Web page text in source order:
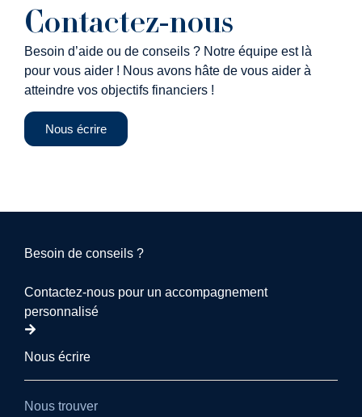
Contactez-nous
Besoin d’aide ou de conseils ? Notre équipe est là
pour vous aider ! Nous avons hâte de vous aider à
atteindre vos objectifs financiers !
Nous écrire
Besoin de conseils ?
Contactez-nous pour un accompagnement
personnalisé
Nous écrire
Nous trouver